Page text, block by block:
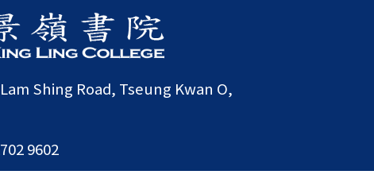
Shing Road, Tseung Kwan O,
9602